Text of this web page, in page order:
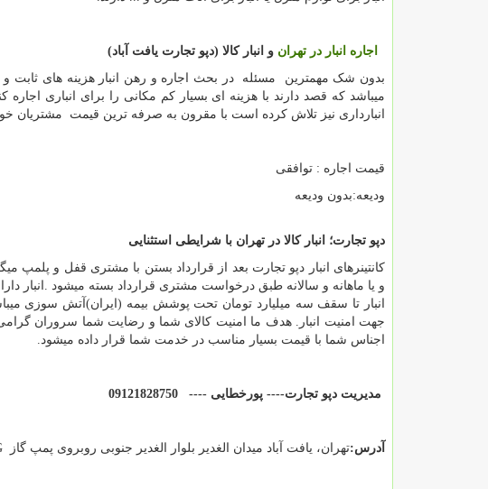
اجاره انبار در تهران و انبار کالا (دپو تجارت یافت آباد)
بدون شک مهمترین مسئله در بحث اجاره و رهن انبار هزینه های ثابت
میباشد که قصد دارند با هزینه ای بسیار کم مکانی را برای انباری
انبارداری نیز تلاش کرده است با مقرون به صرفه ترین قیمت مشتریان
قیمت اجاره : توافقی
ودیعه:بدون ودیعه
دپو تجارت؛ انبار کالا در تهران با شرایطی استثنایی
کانتینرهای انبار دپو تجارت بعد از قرارداد بستن با مشتری قفل و
و یا ماهانه و سالانه طبق درخواست مشتری قرارداد بسته میشود .انبار
انبار تا سقف سه میلیارد تومان تحت پوشش بیمه (ایران)آتش سوزی
جهت امنیت انبار. هدف ما امنیت کالای شما و رضایت شما سروران
اجناس شما با قیمت بسیار مناسب در خدمت شما قرار داده میشود.
مدیریت دپو تجارت---- پورخطایی ---- 09121828750
آدرس:تهران، یافت آباد میدان الغدیر بلوار الغدیر جنوبی روبروی پمپ گاز